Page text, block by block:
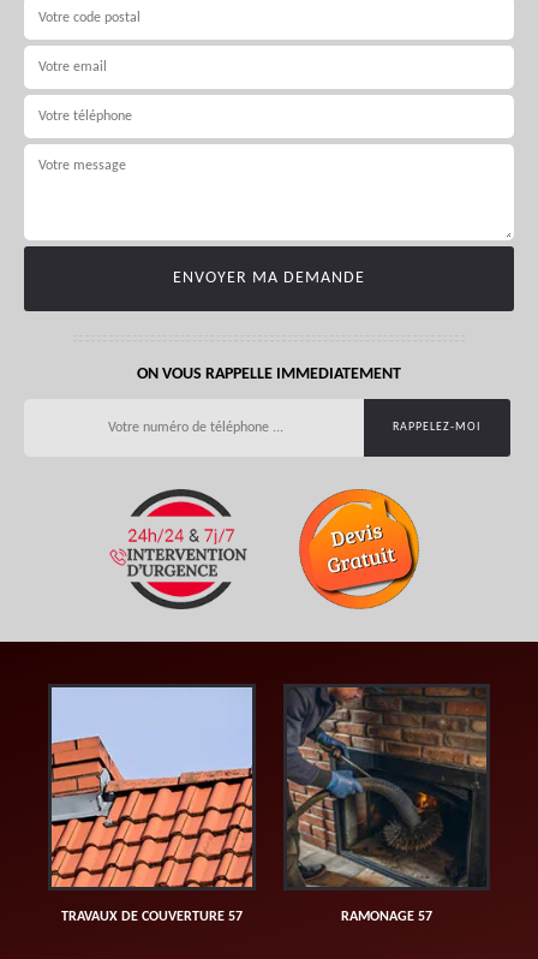
ON VOUS RAPPELLE IMMEDIATEMENT
TRAVAUX DE COUVERTURE 57 RAMONAGE 57